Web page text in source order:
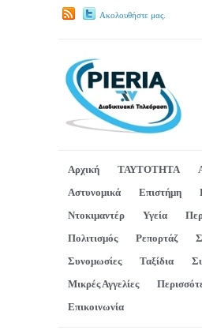
Ακολουθήστε μας.
Αρχική ΤΑΥΤΟΤΗΤΑ
Αστυνομικά
Επιστήμη
Ντοκιμαντέρ
Υγεία
Πολιτισμός
Ρεπορτάζ
Συνομωσίες
Ταξίδια
Μικρές Αγγελίες
Επικοινωνία